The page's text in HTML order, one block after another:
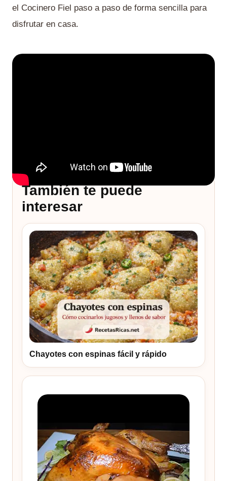
el Cocinero Fiel paso a paso de forma sencilla para
disfrutar en casa.
También te puede
interesar
Chayotes con espinas fácil y rápido